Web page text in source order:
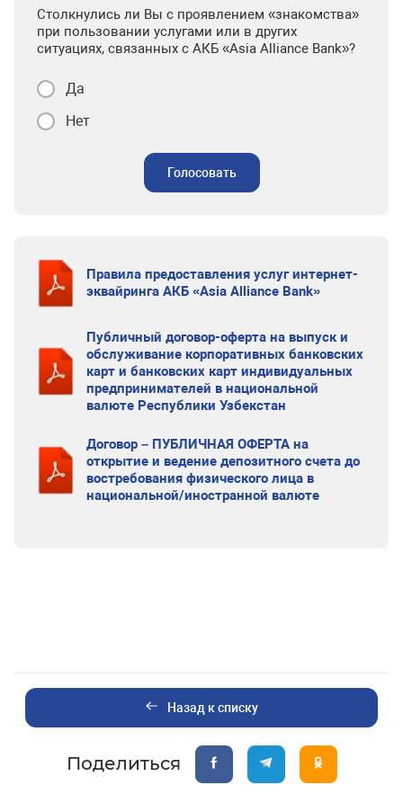
Столкнулись ли Вы с проявлением «знакомства»
при пользовании услугами или в других
ситуациях, связанных с АКБ «Asia Alliance Bank»?
Да
Нет
Голосовать
Правила предоставления услуг интернет-
эквайринга АКБ «Asia Alliance Bank»
Публичный договор-оферта на выпуск и
обслуживание корпоративных банковских
карт и банковских карт индивидуальных
предпринимателей в национальной
валюте Республики Узбекстан
Договор – ПУБЛИЧНАЯ ОФЕРТА на
открытие и ведение депозитного счета до
востребования физического лица в
национальной/иностранной валюте
Назад к списку
Поделиться